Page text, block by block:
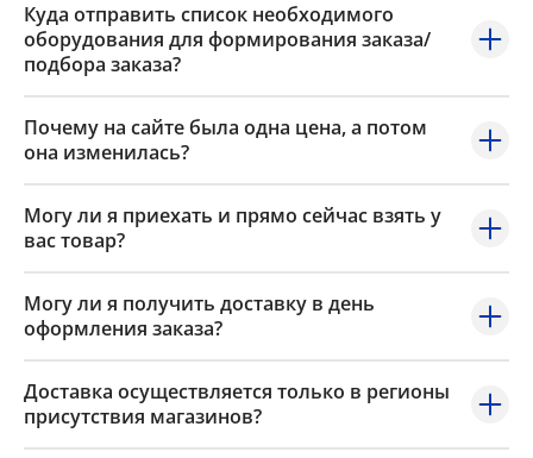
Куда отправить список необходимого
оборудования для формирования заказа/
подбора заказа?
Почему на сайте была одна цена, а потом
она изменилась?
Могу ли я приехать и прямо сейчас взять у
вас товар?
Могу ли я получить доставку в день
оформления заказа?
Доставка осуществляется только в регионы
присутствия магазинов?